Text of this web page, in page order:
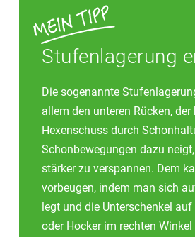
Stufenlagerung
Die sogenannte
allem den unteren Rücken, der
Hexenschuss durch
Schonbewegungen dazu
stärker zu verspannen. Dem
vorbeugen, indem man sich
legt und die Unterschenkel
oder Hocker im rechten